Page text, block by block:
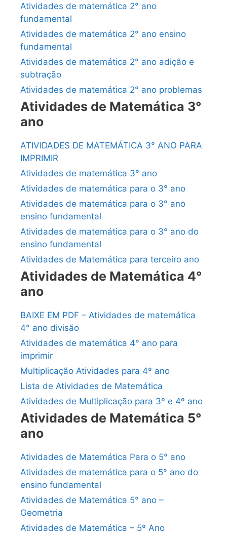
Atividades de matemática 2° ano
fundamental
Atividades de matemática 2° ano ensino
fundamental
Atividades de matemática 2° ano adição e
subtração
Atividades de matemática 2° ano problemas
Atividades de Matemática 3°
ano
ATIVIDADES DE MATEMÁTICA 3° ANO PARA
IMPRIMIR
Atividades de matemática 3° ano
Atividades de matemática para o 3° ano
Atividades de matemática para o 3° ano
ensino fundamental
Atividades de matemática para o 3° ano do
ensino fundamental
Atividades de Matemática para terceiro ano
Atividades de Matemática 4°
ano
BAIXE EM PDF – Atividades de matemática
4° ano divisão
Atividades de matemática 4° ano para
imprimir
Multiplicação Atividades para 4º ano
Lista de Atividades de Matemática
Atividades de Multiplicação para 3º e 4º ano
Atividades de Matemática 5°
ano
Atividades de Matemática Para o 5° ano
Atividades de matemática para o 5° ano do
ensino fundamental
Atividades de Matemática 5° ano –
Geometria
Atividades de Matemática – 5º Ano